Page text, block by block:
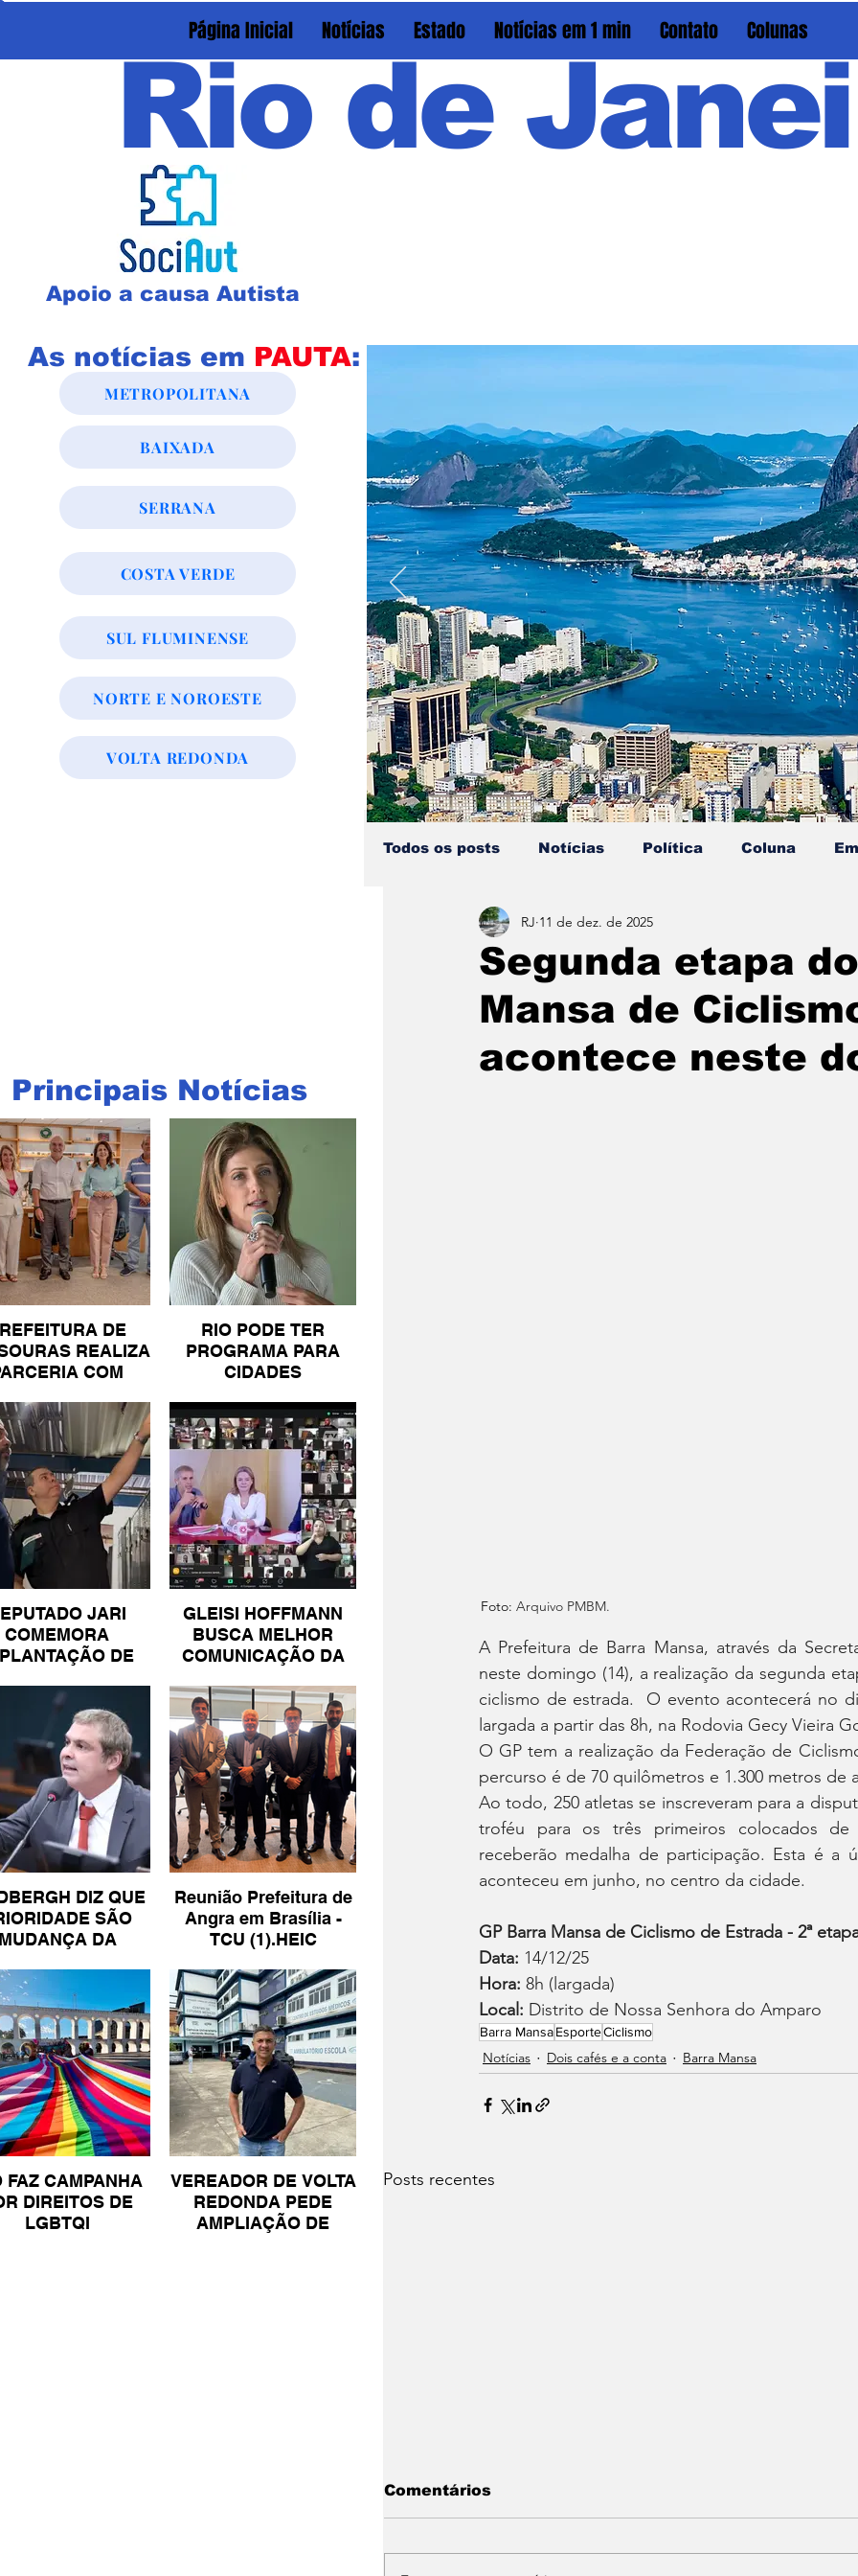
Página Inicial Notícias Estado Notícias em 1 min Contato Colunas
Rio de
Apoio a causa Autista
As notícias em PAUTA:
METROPOLITANA
BAIXADA
SERRANA
COSTA VERDE
SUL FLUMINENSE
NORTE E NOROESTE
VOLTA REDONDA
Principais Notícias
DE
REALIZA
COM
RIO PODE TER
PROGRAMA PARA
CIDADES
JARI
COMEMORA
DE
GLEISI HOFFMANN
BUSCA MELHOR
COMUNICAÇÃO DA
DIZ QUE
SÃO
DA
DE IR
Reunião Prefeitura de
Angra em Brasília -
TCU (1).HEIC
FAZ CAMPANHA
DIREITOS DE
LGBTQI
VEREADOR DE VOLTA
REDONDA PEDE
AMPLIAÇÃO DE
Todos os posts Notícias Política Coluna
Estado do Rio Notícias em 1 min
Dois cafés e a conta Angra dos Reis Barra do
Segunda etapa
Mansa de
acontece neste
RJ 11 de dez. de 2025
Foto: Arquivo PMBM.
A Prefeitura de Barra Mansa, através da
neste domingo (14), a realização da segunda
ciclismo de estrada.  O evento acontecerá no
largada a partir das 8h, na Rodovia Gecy Vieira
O GP tem a realização da Federação de
percurso é de 70 quilômetros e 1.300 metros de
Ao todo, 250 atletas se inscreveram para a
troféu para os três primeiros colocados de
receberão medalha de participação. Esta é a
aconteceu em junho, no centro da cidade.
GP Barra Mansa de Ciclismo de Estrada - 2ª
Data: 14/12/25
Hora: 8h (largada)
Local: Distrito de Nossa Senhora do Amparo
Barra MansaEsporteCiclismo
Notícias Dois cafés e a conta Barra Mansa
Posts recentes
Comentários